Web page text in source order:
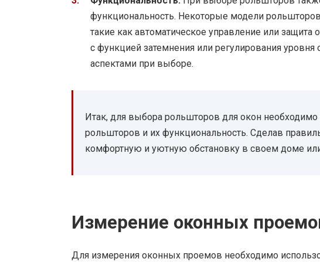
функциональность. Некоторые модели
такие как автоматическое управление или
с функцией затемнения или регулирования
аспектами при выборе.
Итак, для выбора рольшторов для окон необходимо
рольшторов и их функциональность. Сделав
комфортную и уютную обстановку в своем доме
Измерение оконных
Для измерения оконных проемов необходимо